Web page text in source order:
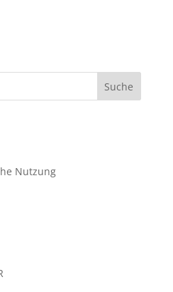
Suche
Nutzung